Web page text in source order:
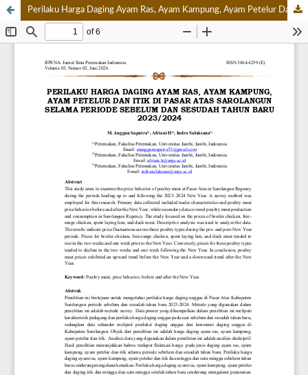
Perilaku Harga Daging Ayam Ras, Ayam Kampung, Ayam Petelur Dan Itik Di Pasar Atas Sarolangun Selama Periode Sebelum Dan Sesudah Tahun Baru 2023/2024